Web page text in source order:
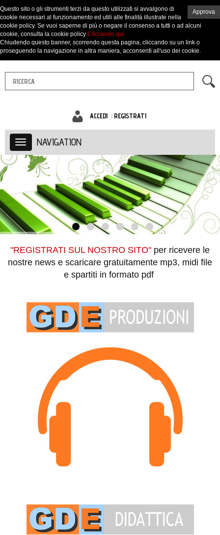
ACCEDI REGISTRATI
NAVIGATION
"REGISTRATI SUL NOSTRO SITO" per ricevere le
nostre news e scaricare gratuitamente mp3, midi file
e spartiti in formato pdf
Approva
Questo sito o gli strumenti terzi da questo utilizzati si avvalgono di
cookie necessari al funzionamento ed utili alle finalità illustrate nella
cookie policy. Se vuoi saperne di più o negare il consenso a tutti o ad alcuni
cookie, consulta la cookie policy Cliccando qui
Chiudendo questo banner, scorrendo questa pagina, cliccando su un link o
proseguendo la navigazione in altra maniera, acconsenti all'uso dei cookie.